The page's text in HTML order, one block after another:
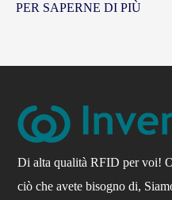
PER SAPERNE DI PIÙ
Di alta qualità RFID per voi!
ciò che avete bisogno di,